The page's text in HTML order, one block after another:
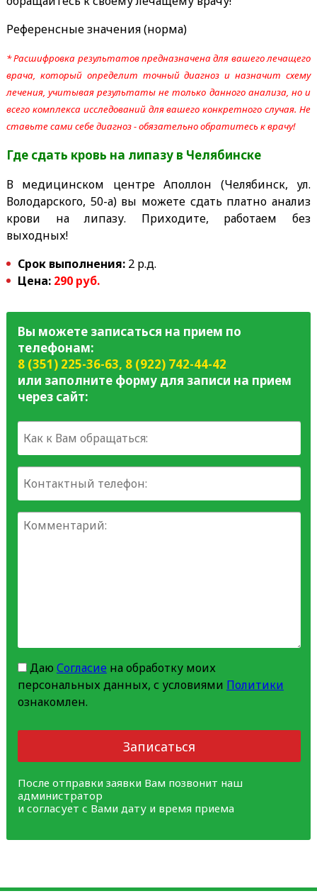
Референсные значения (норма)
* Расшифровка результатов предназначена для вашего лечащего
врача, который определит точный диагноз и назначит схему
лечения, учитывая результаты не только данного анализа, но и
всего комплекса исследований для вашего конкретного случая. Не
ставьте сами себе диагноз - обязательно обратитесь к врачу!
Где сдать кровь на липазу в Челябинске
В медицинском центре Аполлон (Челябинск, ул.
Володарского, 50-а) вы можете сдать платно анализ
крови на липазу. Приходите, работаем без
выходных!
Срок выполнения:2 р.д.
Цена: 290 руб.
Вы можете записаться на прием по
телефонам:
8 (351) 225-36-63, 8 (922) 742-44-42
или заполните форму для записи на прием
через сайт:
Даю Согласиена обработку моих
персональных данных, с условиями Политики
ознакомлен.
Записаться
После отправки заявки Вам позвонит наш
администратор
и согласует с Вами дату и время приема